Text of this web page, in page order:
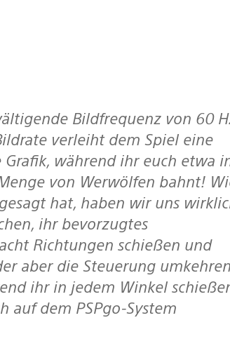
verleiht dem Spiel eine
während ihr euch etwa
von Werwölfen bahnt!
hat, haben wir uns
ihr bevorzugtes
Richtungen schießen und
aber die Steuerung umkehren
ihr in jedem Winkel
auf dem PSPgo-System